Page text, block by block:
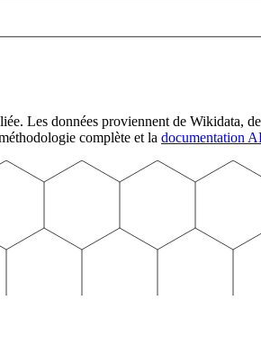
Les données proviennent de Wikidata,
complète et la documentation